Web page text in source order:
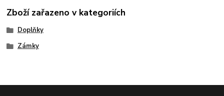
Zboží zařazeno v kategoriích
Doplňky
Zámky